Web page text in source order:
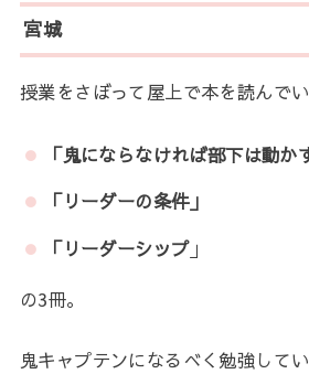
宮城
授業をさぼって屋上で本を読んでい
「鬼にならなければ部下は動か
「リーダーの条件」
「リーダーシップ」
の3冊。
鬼キャプテンになるべく勉強してい